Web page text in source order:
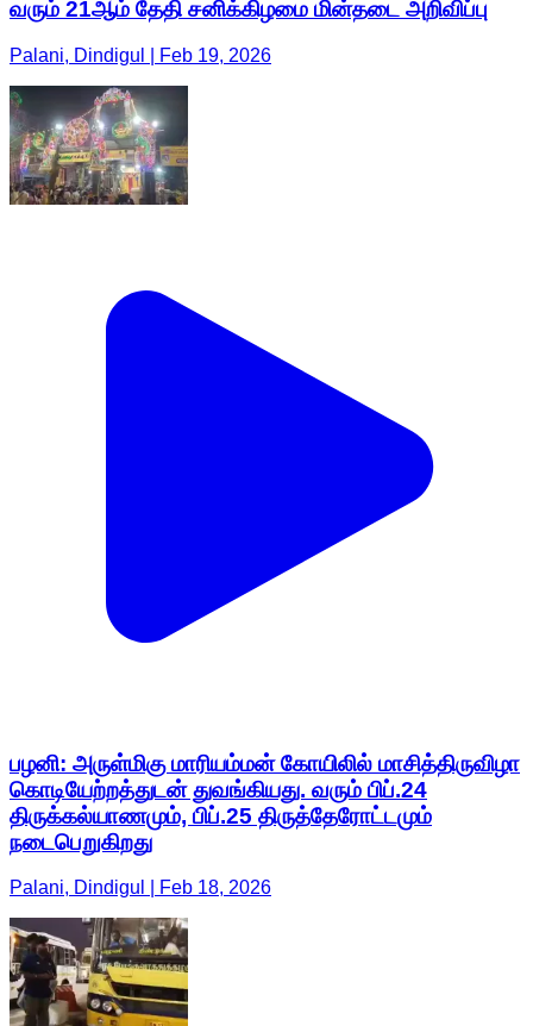
வரும் 21ஆம் தேதி சனிக்கிழமை மின்தடை அறிவிப்பு
Palani, Dindigul | Feb 19, 2026
பழனி: அருள்மிகு மாரியம்மன் கோயிலில் மாசித்திருவிழா
கொடியேற்றத்துடன் துவங்கியது. வரும் பிப்.24
திருக்கல்யாணமும், பிப்.25 திருத்தேரோட்டமும்
நடைபெறுகிறது
Palani, Dindigul | Feb 18, 2026